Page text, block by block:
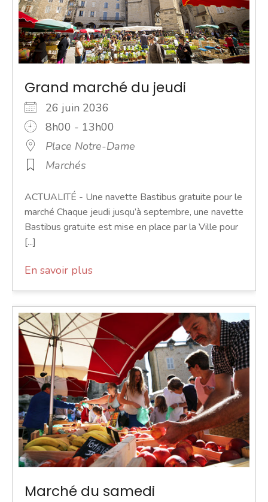
Grand marché du jeudi
26 juin 2036
8h00 - 13h00
Place Notre-Dame
Marchés
ACTUALITÉ - Une navette Bastibus gratuite pour le
marché Chaque jeudi jusqu’à septembre, une navette
Bastibus gratuite est mise en place par la Ville pour
[...]
En savoir plus
Marché du samedi